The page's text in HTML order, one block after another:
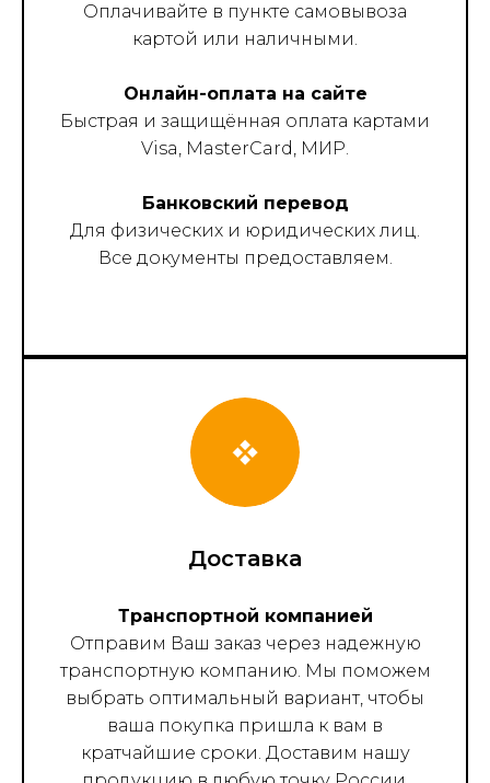
Оплачивайте в пункте самовывоза
картой или наличными.
Онлайн-оплата на сайте
Быстрая и защищённая оплата картами
Visa, MasterCard, МИР.
Банковский перевод
Для физических и юридических лиц.
Все документы предоставляем.
Доставка
Транспортной компанией
Отправим Ваш заказ через надежную
транспортную компанию. Мы поможем
выбрать оптимальный вариант, чтобы
ваша покупка пришла к вам в
кратчайшие сроки. Доставим нашу